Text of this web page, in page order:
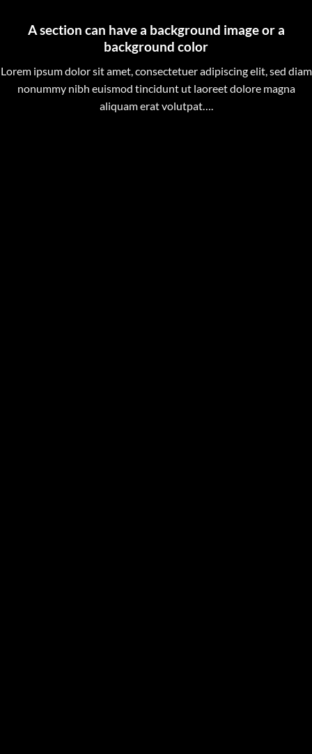
A section can have a background image or a
background color
Lorem ipsum dolor sit amet, consectetuer adipiscing elit, sed diam
nonummy nibh euismod tincidunt ut laoreet dolore magna
aliquam erat volutpat….